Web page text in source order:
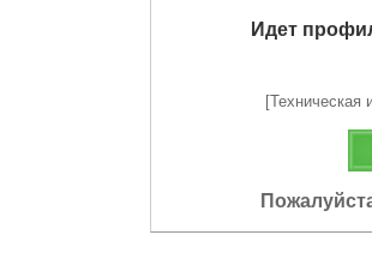
Идет
[Техническая